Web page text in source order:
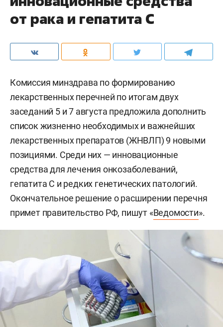
от рака и гепатита С
Комиссия минздрава по формированию
лекарственных перечней по итогам двух
заседаний 5 и 7 августа предложила дополнить
список жизненно необходимых и важнейших
лекарственных препаратов (ЖНВЛП) 9 новыми
позициями. Среди них — инновационные
средства для лечения онкозаболеваний,
гепатита С и редких генетических патологий.
Окончательное решение о расширении перечня
примет правительство РФ, пишут «Ведомости».